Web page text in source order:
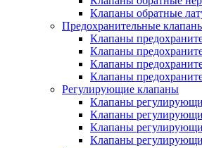
Клапаны обратные
Предохранительные
Клапаны
Клапаны
Клапаны
Клапаны
Регулирующие клапаны
Клапаны
Клапаны
Клапаны
Клапаны